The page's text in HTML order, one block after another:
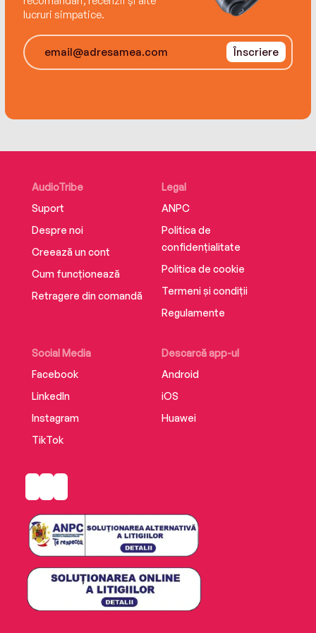
lucruri simpatice.
Înscriere
AudioTribe
Suport
Despre noi
Creează un cont
Cum funcționează
Retragere din comandă
Social Media
Facebook
LinkedIn
Instagram
TikTok
Descarcă app-ul
Android
iOS
Huawei
Legal
ANPC
Politica de
confidențialitate
Politica de cookie
Termeni și condiții
Regulamente